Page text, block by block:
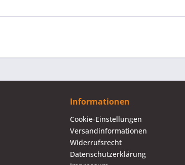
Informationen
Cookie-Einstellungen
Versandinformationen
Widerrufsrecht
Datenschutzerklärung